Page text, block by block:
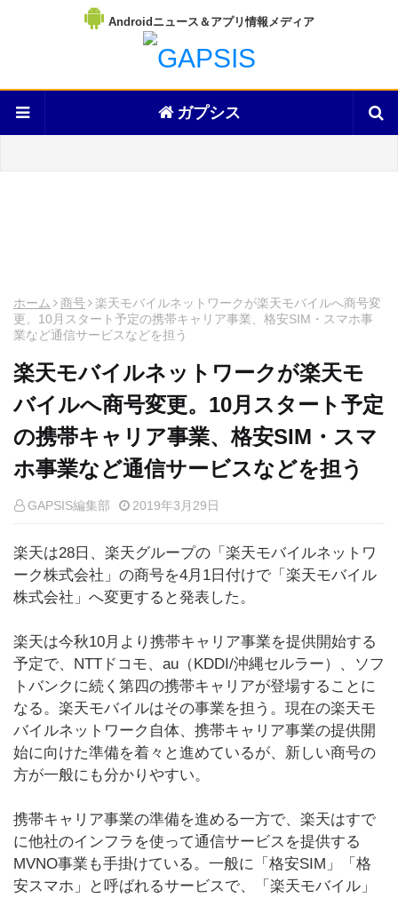
Androidニュース＆アプリ情報メディア
ガプシス
ホーム 商号
楽天モバイルネットワークが楽天モバイルへ商号変
更。10月スタート予定の携帯キャリア事業、格安SIM・スマホ事
業など通信サービスなどを担う
楽天モバイルネットワークが楽天モ
バイルへ商号変更。10月スタート予定
の携帯キャリア事業、格安SIM・スマ
ホ事業など通信サービスなどを担う
GAPSIS編集部 2019年3月29日
楽天は28日、楽天グループの「楽天モバイルネットワ
ーク株式会社」の商号を4月1日付けで「楽天モバイル
株式会社」へ変更すると発表した。
楽天は今秋10月より携帯キャリア事業を提供開始する
予定で、NTTドコモ、au（KDDI/沖縄セルラー）、ソフ
トバンクに続く第四の携帯キャリアが登場することに
なる。楽天モバイルはその事業を担う。現在の楽天モ
バイルネットワーク自体、携帯キャリア事業の提供開
始に向けた準備を着々と進めているが、新しい商号の
方が一般にも分かりやすい。
携帯キャリア事業の準備を進める一方で、楽天はすで
に他社のインフラを使って通信サービスを提供する
MVNO事業も手掛けている。一般に「格安SIM」「格
安スマホ」と呼ばれるサービスで、「楽天モバイル」